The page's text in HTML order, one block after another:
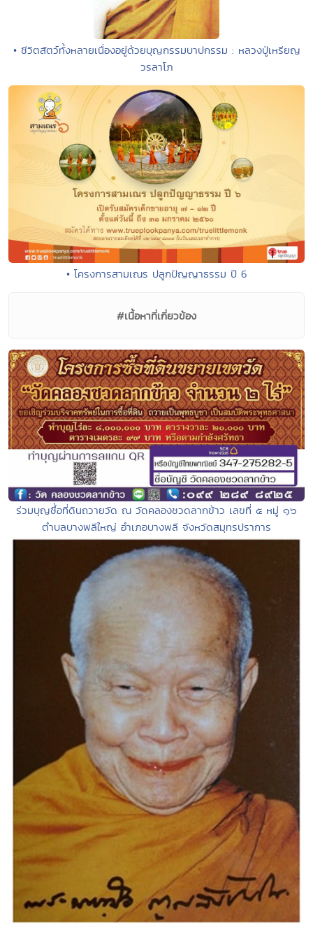
• ชีวิตสัตว์ทั้งหลายเนื่องอยู่ด้วยบุญกรรมบาปกรรม : หลวงปู่เหรียญ
วรลาโภ
• โครงการสามเณร ปลูกปัญญาธรรม ปี 6
#เนื้อหาที่เกี่ยวข้อง
ร่วมบุญซื้อที่ดินถวายวัด ณ วัดคลองชวดลากข้าว เลขที่ ๕ หมู่ ๑๖
ตำบลบางพลีใหญ่ อำเภอบางพลี จังหวัดสมุทรปราการ